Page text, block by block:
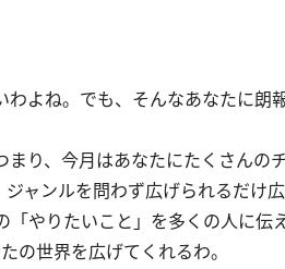
よね。でも、そんなあなたに
り、今月はあなたにたくさんの
ャンルを問わず広げられるだけ
やりたいこと」を多くの人に伝え
の世界を広げてくれるわ。